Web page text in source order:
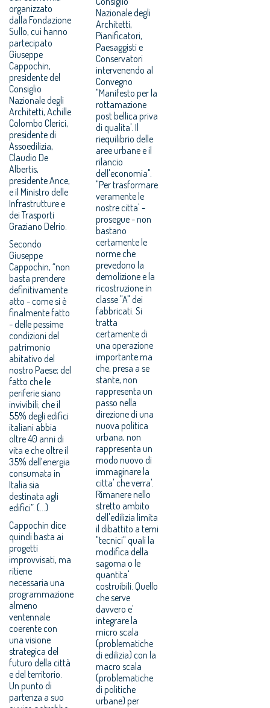
organizzato
dalla Fondazione
Sullo, cui hanno
partecipato
Giuseppe
Cappochin,
presidente del
Consiglio
Nazionale degli
Architetti, Achille
Colombo Clerici,
presidente di
Assoedilizia,
Claudio De
Albertis,
presidente Ance,
e il Ministro delle
Infrastrutture e
dei Trasporti
Graziano Delrio.
Secondo
Giuseppe
Cappochin, “non
basta prendere
definitivamente
atto - come si è
finalmente fatto
- delle pessime
condizioni del
patrimonio
abitativo del
nostro Paese; del
fatto che le
periferie siano
invivibili; che il
55% degli edifici
italiani abbia
oltre 40 anni di
vita e che oltre il
35% dell’energia
consumata in
Italia sia
destinata agli
edifici”. (...)
Cappochin dice
quindi basta ai
progetti
improvvisati, ma
ritiene
necessaria una
programmazione
almeno
ventennale
coerente con
una visione
strategica del
futuro della città
e del territorio.
Un punto di
partenza a suo
Nazionale degli
Architetti,
Pianificatori,
Paesaggisti e
Conservatori
intervenendo al
Convegno
"Manifesto per la
rottamazione
post bellica priva
di qualita'. Il
riequilibrio delle
aree urbane e il
rilancio
dell'economia".
"Per trasformare
veramente le
nostre citta' -
prosegue - non
bastano
certamente le
norme che
prevedono la
demolizione e la
ricostruzione in
classe "A" dei
fabbricati. Si
tratta
certamente di
una operazione
importante ma
che, presa a se
stante, non
rappresenta un
passo nella
direzione di una
nuova politica
urbana, non
rappresenta un
modo nuovo di
immaginare la
citta' che verra'.
Rimanere nello
stretto ambito
dell'edilizia limita
il dibattito a temi
"tecnici" quali la
modifica della
sagoma o le
quantita'
costruibili. Quello
che serve
davvero e'
integrare la
micro scala
(problematiche
di edilizia) con la
macro scala
(problematiche
di politiche
urbane) per